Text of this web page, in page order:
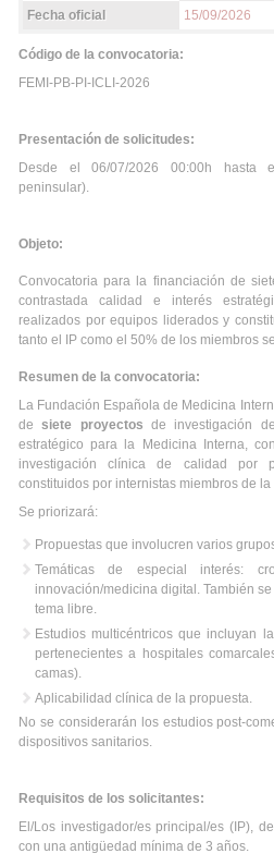
Fecha oficial
15/09/2026
Código de la convocatoria:
FEMI-PB-PI-ICLI-2026
Presentación de solicitudes:
Desde el 06/07/2026 00:00h hasta
peninsular).
Objeto:
Convocatoria para la financiación de
contrastada calidad e interés
realizados por equipos liderados y
tanto el IP como el 50% de los miembros
Resumen de la convocatoria:
La Fundación Española de Medicina
desiete proyectos de investigación
estratégico para la Medicina Interna,
investigación clínica de calidad por
constituidos por internistas miembros de la
Se priorizará:
Propuestas que involucren varios
Temáticas de especial interés:
innovación/medicina digital. También
tema libre.
Estudios multicéntricos que incluyan
pertenecientes a hospitales
camas).
Aplicabilidad clínica de la propuesta.
No se considerarán los estudios post-
dispositivos sanitarios.
Requisitos de los solicitantes:
El/Los investigador/es principal/es (IP),
con una antigüedad mínima de 3 años.